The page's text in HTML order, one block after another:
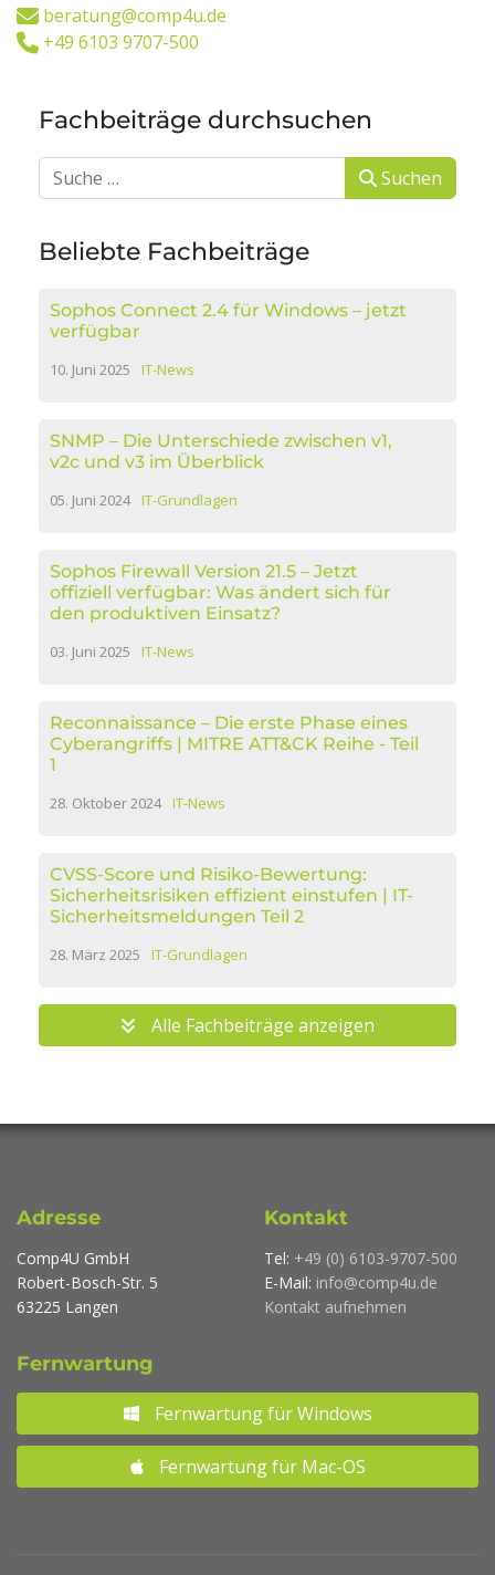
beratung@comp4u.de
+49 6103 9707-500
Fachbeiträge durchsuchen
Suchen Suchen
Beliebte Fachbeiträge
Sophos Connect 2.4 für Windows – jetzt
verfügbar
10. Juni 2025 IT-News
SNMP – Die Unterschiede zwischen v1,
v2c und v3 im Überblick
05. Juni 2024 IT-Grundlagen
Sophos Firewall Version 21.5 – Jetzt
offiziell verfügbar: Was ändert sich für
den produktiven Einsatz?
03. Juni 2025 IT-News
Reconnaissance – Die erste Phase eines
Cyberangriffs | MITRE ATT&CK Reihe - Teil
1
28. Oktober 2024 IT-News
CVSS-Score und Risiko-Bewertung:
Sicherheitsrisiken effizient einstufen | IT-
Sicherheitsmeldungen Teil 2
28. März 2025 IT-Grundlagen
Alle Fachbeiträge anzeigen
Adresse
Comp4U GmbH
Robert-Bosch-Str. 5
63225 Langen
Kontakt
Tel: +49 (0) 6103-9707-500
E-Mail: info@comp4u.de
Kontakt aufnehmen
Fernwartung
Fernwartung für Windows
Fernwartung für Mac-OS